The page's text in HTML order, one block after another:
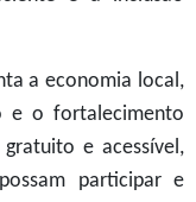
a economia local,
e o fortalecimento
e acessível,
participar e